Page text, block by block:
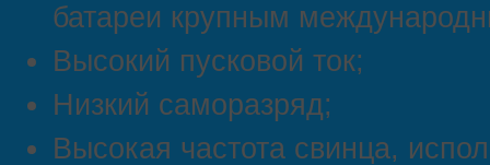
батареи крупным
Высокий пусковой ток;
Низкий саморазряд;
Высокая частота свинца,